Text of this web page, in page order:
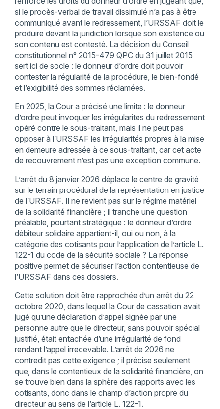
si le procès-verbal de travail dissimulé n’a pas à être
communiqué avant le redressement, l’URSSAF doit le
produire devant la juridiction lorsque son existence ou
son contenu est contesté. La décision du Conseil
constitutionnel n° 2015-479 QPC du 31 juillet 2015
sert ici de socle : le donneur d’ordre doit pouvoir
contester la régularité de la procédure, le bien-fondé
et l’exigibilité des sommes réclamées.
En 2025, la Cour a précisé une limite : le donneur
d’ordre peut invoquer les irrégularités du redressement
opéré contre le sous-traitant, mais il ne peut pas
opposer à l’URSSAF les irrégularités propres à la mise
en demeure adressée à ce sous-traitant, car cet acte
de recouvrement n’est pas une exception commune.
L’arrêt du 8 janvier 2026 déplace le centre de gravité
sur le terrain procédural de la représentation en justice
de l’URSSAF. Il ne revient pas sur le régime matériel
de la solidarité financière ; il tranche une question
préalable, pourtant stratégique : le donneur d’ordre
débiteur solidaire appartient-il, oui ou non, à la
catégorie des cotisants pour l’application de l’article L.
122-1 du code de la sécurité sociale ? La réponse
positive permet de sécuriser l’action contentieuse de
l’URSSAF dans ces dossiers.
Cette solution doit être rapprochée d’un arrêt du 22
octobre 2020, dans lequel la Cour de cassation avait
jugé qu’une déclaration d’appel signée par une
personne autre que le directeur, sans pouvoir spécial
justifié, était entachée d’une irrégularité de fond
rendant l’appel irrecevable. L’arrêt de 2026 ne
contredit pas cette exigence ; il précise seulement
que, dans le contentieux de la solidarité financière, on
se trouve bien dans la sphère des rapports avec les
cotisants, donc dans le champ d’action propre du
directeur au sens de l’article L. 122-1.